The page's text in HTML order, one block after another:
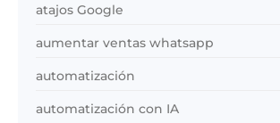
atajos Google
aumentar ventas whatsapp
automatización
automatización con IA